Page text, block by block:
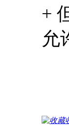
+
允